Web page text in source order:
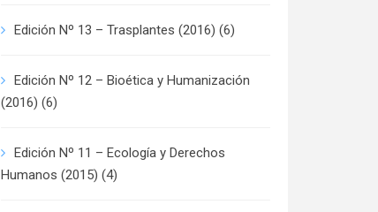
Edición Nº 13 – Trasplantes (2016) (6)
Edición Nº 12 – Bioética y Humanización
(2016) (6)
Edición Nº 11 – Ecología y Derechos
Humanos (2015) (4)